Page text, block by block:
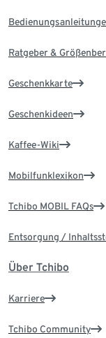
Ratgeber &
Geschenkkarte
Geschenkideen
Kaffee-Wiki
Mobilfunklexikon
Tchibo MOBIL FAQs
Entsorgung /
Über Tchibo
Karriere
Tchibo Community